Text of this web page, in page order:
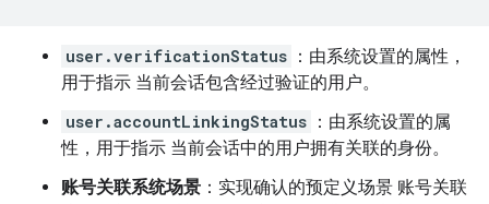
user.verificationStatus ：由系统设置的属性，
用于指示 当前会话包含经过验证的用户。
user.accountLinkingStatus ：由系统设置的属
性，用于指示 当前会话中的用户拥有关联的身份。
账号关联系统场景 ：实现确认的预定义场景 账号关联